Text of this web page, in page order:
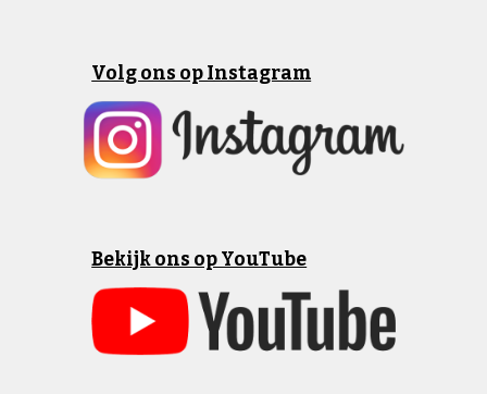
Volg ons op Instagram
Bekijk ons op YouTube